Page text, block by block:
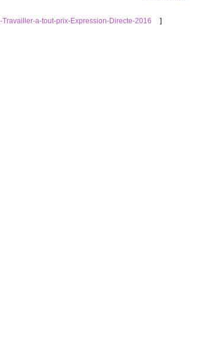
Travailler-a-tout-prix-Expression-Directe-2016 ]